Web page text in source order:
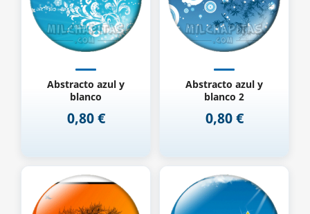
Abstracto azul y
blanco
Precio
0,80 €
Abstracto azul y
blanco 2
Precio
0,80 €